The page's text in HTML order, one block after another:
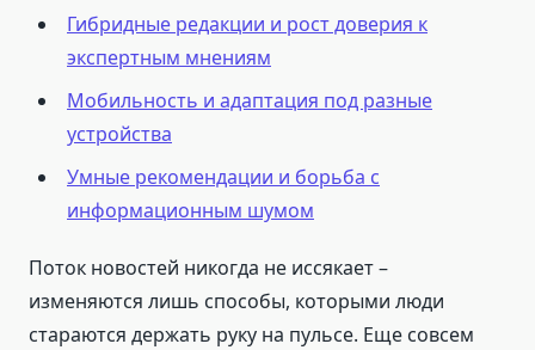
Гибридные редакции и рост доверия к
экспертным мнениям
Мобильность и адаптация под разные
устройства
Умные рекомендации и борьба с
информационным шумом
Поток новостей никогда не иссякает –
изменяются лишь способы, которыми люди
стараются держать руку на пульсе. Еще совсем